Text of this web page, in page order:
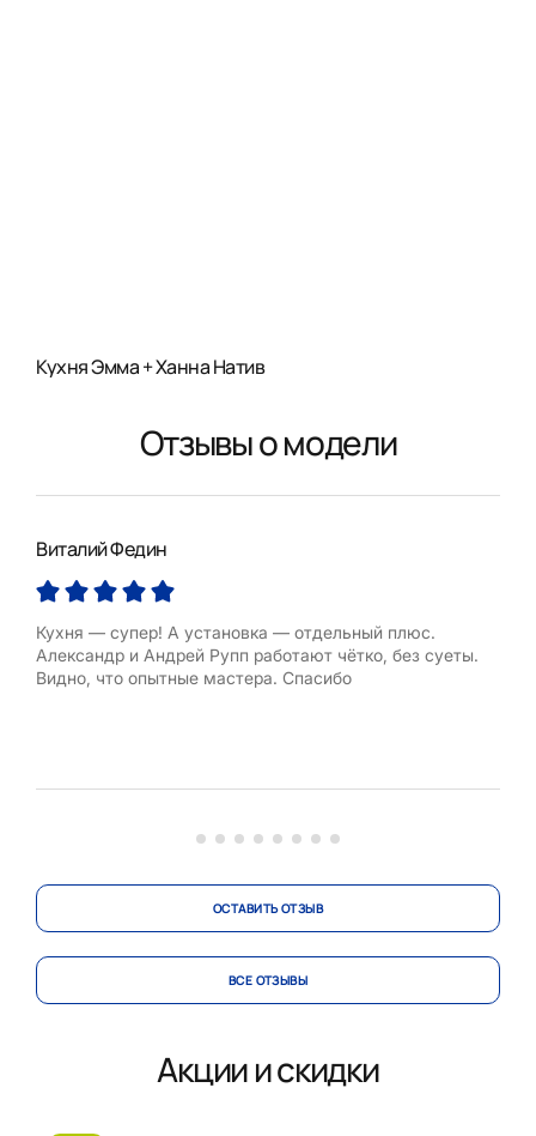
Кухня Эмма + Ханна Натив
Отзывы о модели
Виталий Федин
Кухня — супер! А установка — отдельный плюс.
Александр и Андрей Рупп работают чётко, без суеты.
Видно, что опытные мастера. Спасибо
ОСТАВИТЬ ОТЗЫВ
ВСЕ ОТЗЫВЫ
Акции и скидки